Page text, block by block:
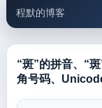
程默的博客
邮件工具
“斑”的拼音、“
角号码、